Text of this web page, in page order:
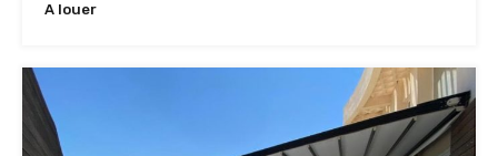
A louer